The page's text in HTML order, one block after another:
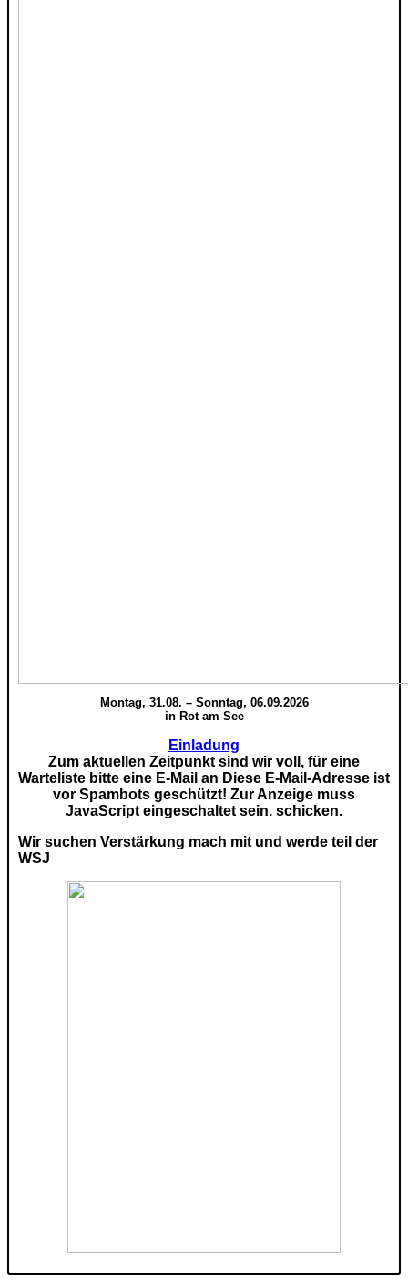
Montag, 31.08. – Sonntag, 06.09.2026
in Rot am See
Einladung
Zum aktuellen Zeitpunkt sind wir voll, für eine
Warteliste bitte eine E-Mail an Diese E-Mail-Adresse ist
vor Spambots geschützt! Zur Anzeige muss
JavaScript eingeschaltet sein. schicken.
Wir suchen Verstärkung mach mit und werde teil der
WSJ